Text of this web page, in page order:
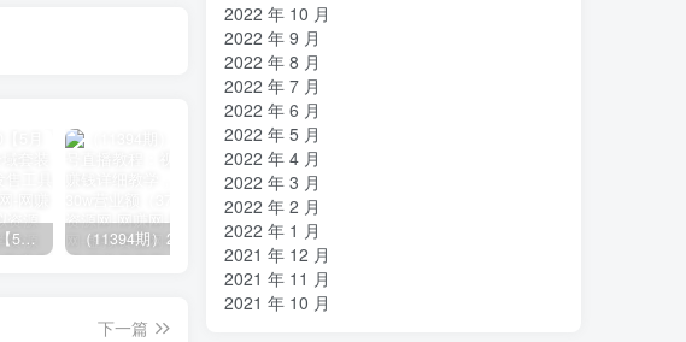
私域发售plus6.0【5月份线下课录音】/全域套装sop流程包，社群发售工具套装模型 （11394期）2024视频号直播教程：视频号如何赚钱详细教学，一场直播30w营业额（37节）
下一篇
2022 年 10 月
2022 年 9 月
2022 年 8 月
2022 年 7 月
2022 年 6 月
2022 年 5 月
2022 年 4 月
2022 年 3 月
2022 年 2 月
2022 年 1 月
2021 年 12 月
2021 年 11 月
2021 年 10 月